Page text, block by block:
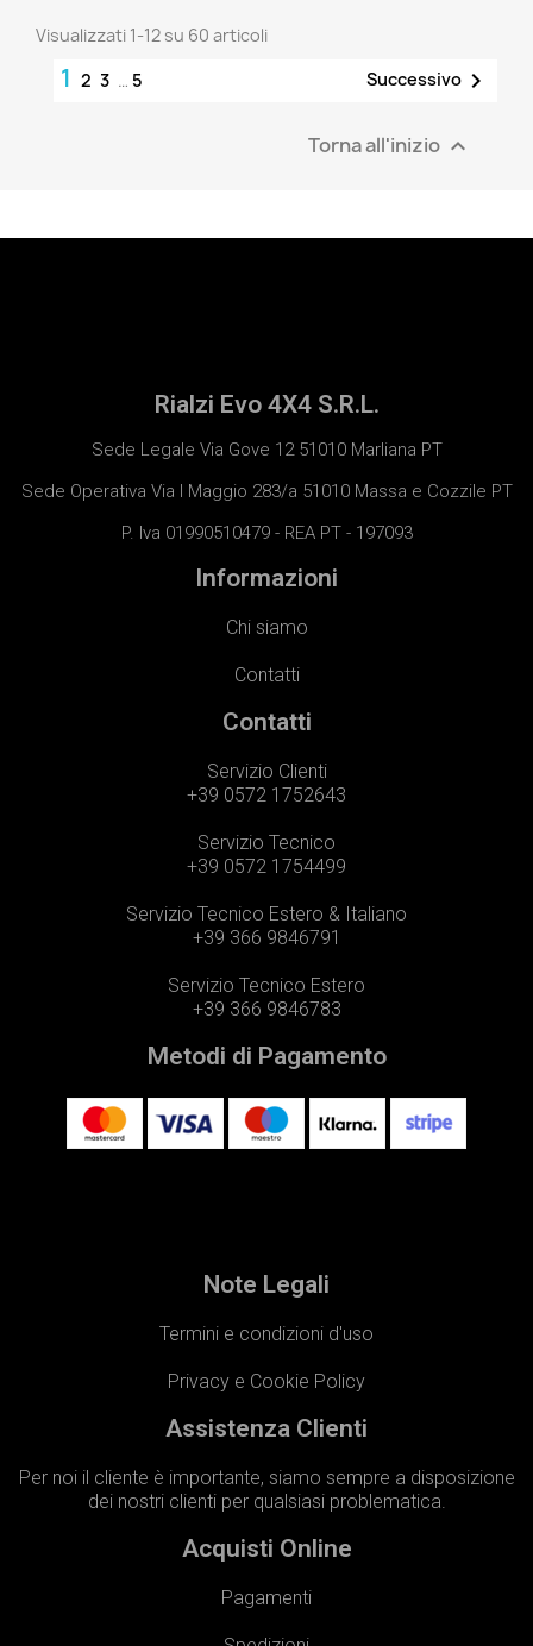
Visualizzati 1-12 su 60 articoli
1 2 3 … 5 Successivo 
Torna all'inizio 
Rialzi Evo 4X4 S.R.L.
Sede Legale Via Gove 12 51010 Marliana PT
Sede Operativa Via I Maggio 283/a 51010 Massa e Cozzile PT
P. Iva 01990510479 - REA PT - 197093
Informazioni
Chi siamo
Contatti
Contatti
Servizio Clienti
+39 0572 1752643
Servizio Tecnico
+39 0572 1754499
Servizio Tecnico Estero & Italiano
+39 366 9846791
Servizio Tecnico Estero
+39 366 9846783
Metodi di Pagamento
Note Legali
Termini e condizioni d'uso
Privacy e Cookie Policy
Assistenza Clienti
Per noi il cliente è importante, siamo sempre a disposizione
dei nostri clienti per qualsiasi problematica.
Acquisti Online
Pagamenti